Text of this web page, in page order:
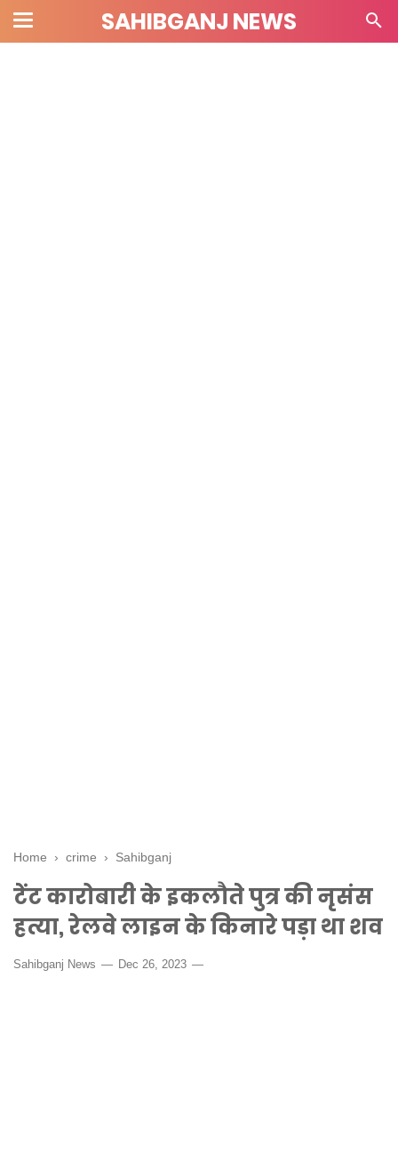
SAHIBGANJ NEWS
Home › crime › Sahibganj
टेंट कारोबारी के इकलौते पुत्र की नृसंस
हत्या, रेलवे लाइन के किनारे पड़ा था शव
Sahibganj News Dec 26, 2023